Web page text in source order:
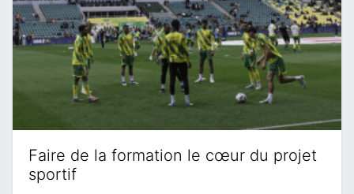
Faire de la formation le cœur du projet
sportif